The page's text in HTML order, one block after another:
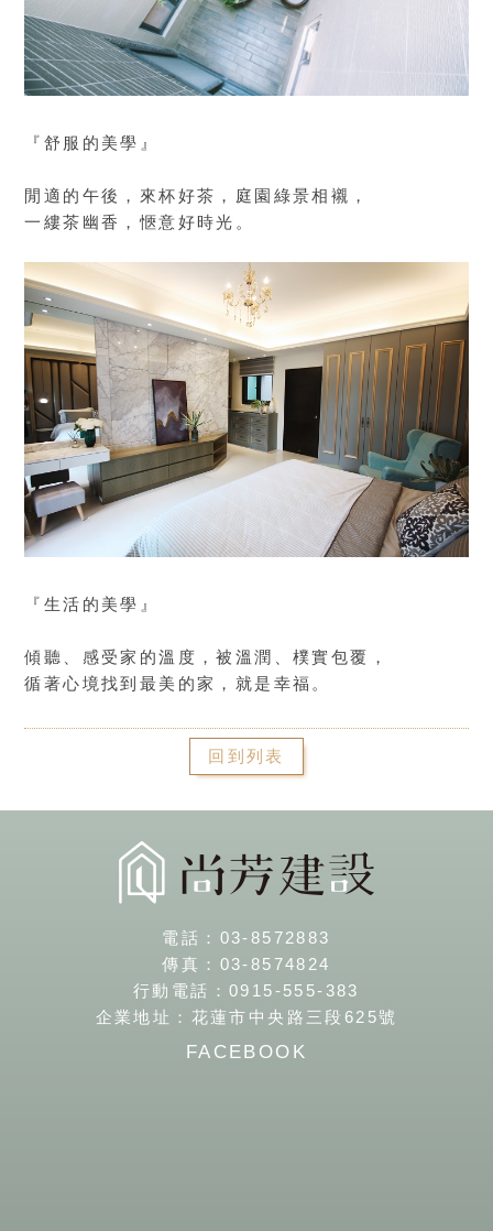
『舒服的美學』
閒適的午後，來杯好茶，庭園綠景相襯，
一縷茶幽香，愜意好時光。
『生活的美學』
傾聽、感受家的溫度，被溫潤、樸實包覆，
循著心境找到最美的家，就是幸福。
回到列表
電話： 03-8572883
傳真： 03-8574824
行動電話：0915-555-383
企業地址： 花蓮市中央路三段625號
FACEBOOK